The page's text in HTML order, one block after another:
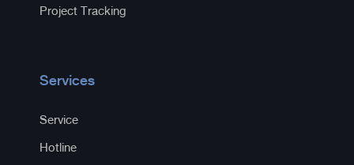
Project Tracking
Services
Service
Hotline